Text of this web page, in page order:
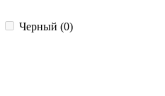
Черный (0)